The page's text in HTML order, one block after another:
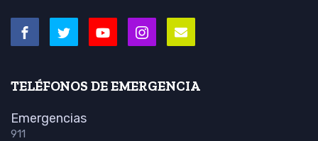
TELÉFONOS DE EMERGENCIA
Emergencias
911